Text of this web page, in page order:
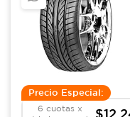
Precio Especial:
6 cuotas x